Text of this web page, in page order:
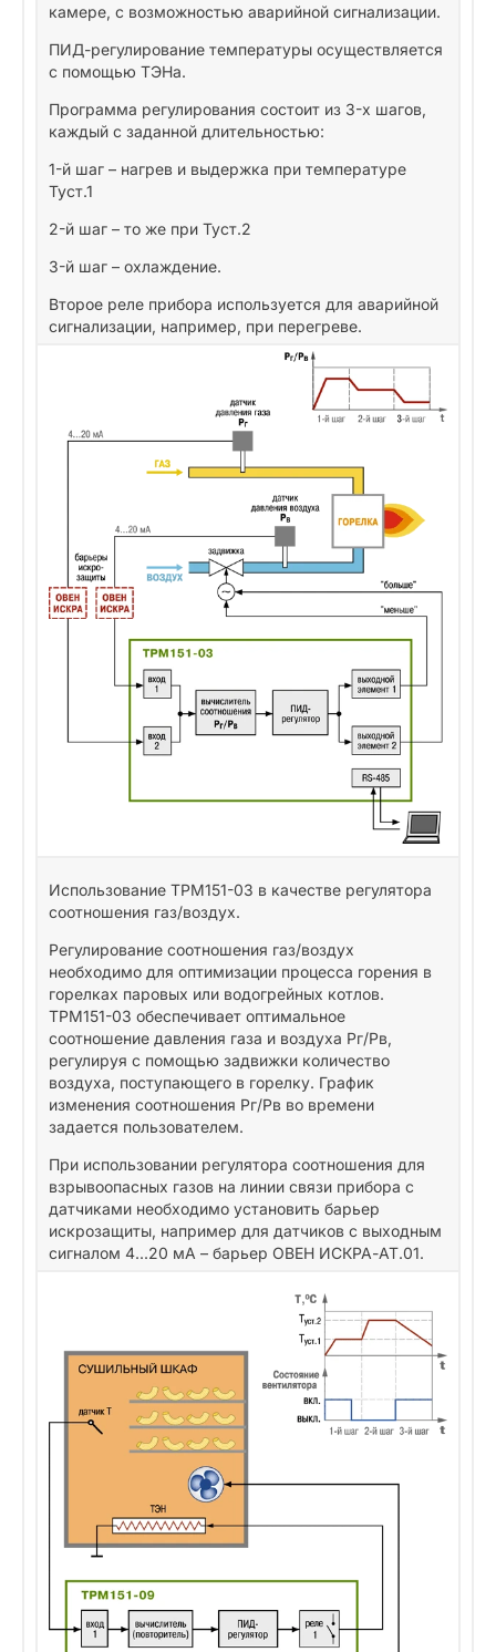
камере, с возможностью аварийной сигнализации.
ПИД-регулирование температуры осуществляется
с помощью ТЭНа.
Программа регулирования состоит из 3-х шагов,
каждый с заданной длительностью:
1-й шаг – нагрев и выдержка при температуре
Туст.1
2-й шаг – то же при Туст.2
3-й шаг – охлаждение.
Второе реле прибора используется для аварийной
сигнализации, например, при перегреве.
Использование ТРМ151-03 в качестве регулятора
соотношения газ/воздух.
Регулирование соотношения газ/воздух
необходимо для оптимизации процесса горения в
горелках паровых или водогрейных котлов.
ТРМ151-03 обеспечивает оптимальное
соотношение давления газа и воздуха Pг/Рв,
регулируя с помощью задвижки количество
воздуха, поступающего в горелку. График
изменения соотношения Pг/Рв во времени
задается пользователем.
При использовании регулятора соотношения для
взрывоопасных газов на линии связи прибора с
датчиками необходимо установить барьер
искрозащиты, например для датчиков с выходным
сигналом 4...20 мА – барьер ОВЕН ИСКРА-АТ.01.